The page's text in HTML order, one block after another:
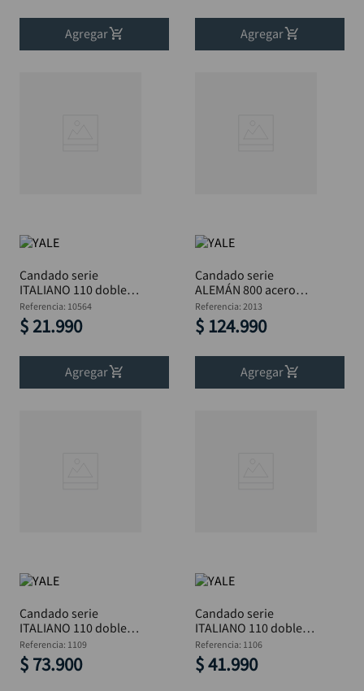
Agregar Agregar
Candado serie
ITALIANO 110 doble
bloqueo 25 mm BL
YALE
Referencia: 10564
$ 21.990
Agregar
Candado serie
ALEMÁN 800 acero
endurecido 70 mm BL
YALE
Referencia: 2013
$ 124.990
Agregar
Candado serie
ITALIANO 110 doble
bloqueo 60 mm BL
YALE
Referencia: 1109
$ 73.900
Candado serie
ITALIANO 110 doble
bloqueo 30 mm BL
YALE
Referencia: 1106
$41.990